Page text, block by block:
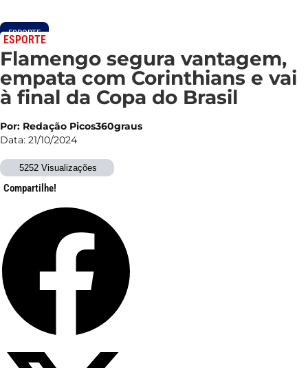
ESPORTE
ESPORTE
Flamengo segura vantagem,
empata com Corinthians e vai
à final da Copa do Brasil
Por: Redação Picos360graus
Data: 21/10/2024
5252 Visualizações
Compartilhe!